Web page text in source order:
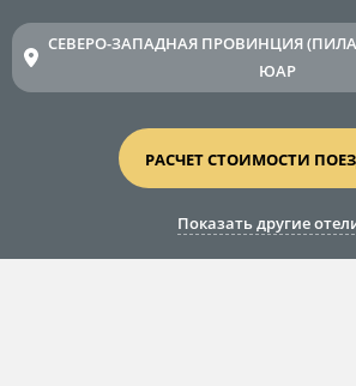
СЕВЕРО-ЗАПАДНАЯ ПРОВИНЦИЯ
ЮАР
РАСЧЕТ СТОИМОСТИ
Показать другие